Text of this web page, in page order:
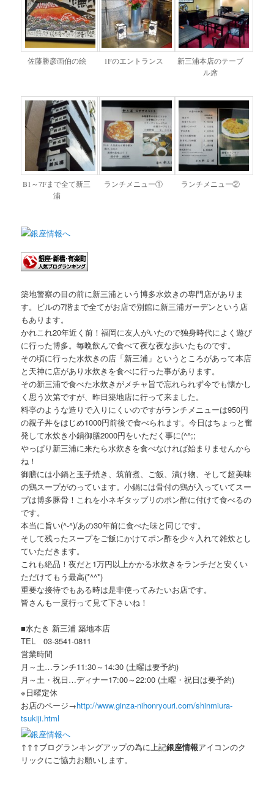
佐藤勝彦画伯の絵 1Fのエントランス
新三浦本店のテーブ
ル席
B1～7Fまで全て新三
浦
ランチメニュー① ランチメニュー②
築地警察の目の前に新三浦という博多水炊きの専門店がありま
す。ビルの7階まで全てがお店で別館に新三浦ガーデンという店
もあります。
かれこれ20年近く前！福岡に友人がいたので独身時代によく遊び
に行った博多。毎晩飲んで食べて夜な夜な歩いたものです。
その頃に行った水炊きの店「新三浦」というところがあって本店
と天神に店があり水炊きを食べに行った事があります。
その新三浦で食べた水炊きがメチャ旨で忘れられず今でも懐かし
く思う次第ですが、昨日築地店に行って来ました。
料亭のような造りで入りにくいのですがランチメニューは950円
の親子丼をはじめ1000円前後で食べられます。今日はちょっと奮
発して水炊き小鍋御膳2000円をいただく事に(^^;;
やっぱり新三浦に来たら水炊きを食べなければ始まりませんから
ね！
御膳には小鍋と玉子焼き、筑前煮、ご飯、漬け物、そして超美味
の鶏スープがのっています。小鍋には骨付の鶏が入っていてスー
プは博多豚骨！これを小ネギタップリのポン酢に付けて食べるの
です。
本当に旨い(^-^)/あの30年前に食べた味と同じです。
そして残ったスープをご飯にかけてポン酢を少々入れて雑炊とし
ていただきます。
これも絶品！夜だと1万円以上かかる水炊きをランチだと安くい
ただけてもう最高(*^^*)
重要な接待でもある時は是非使ってみたいお店です。
皆さんも一度行って見て下さいね！
■水たき 新三浦 築地本店
TEL 03-3541-0811
営業時間
月～土…ランチ11:30～14:30 (土曜は要予約)
月～土・祝日…ディナー17:00～22:00 (土曜・祝日は要予約)
※日曜定休
お店のページ→http://www.ginza-nihonryouri.com/shinmiura-
tsukiji.html
↑↑↑ブログランキングアップの為に上記銀座情報アイコンのク
リックにご協力お願いします。